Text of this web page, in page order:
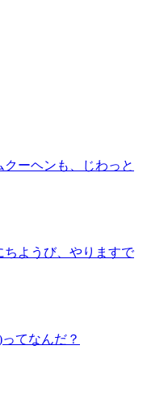
ーヘンも、じわっと
ちようび、やりますで
てなんだ？